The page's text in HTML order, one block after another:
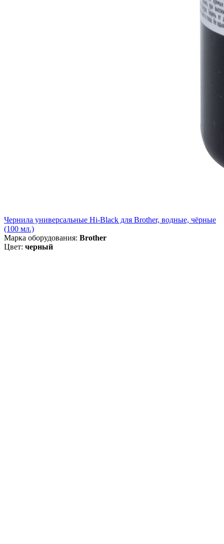
Чернила универсальные Hi-Black для Brother, водные, чёрные
(100 мл.)
Марка оборудования: Brother
Цвет: черный